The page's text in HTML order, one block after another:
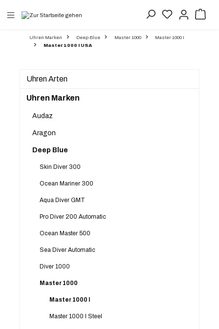
Uhren Marken Deep Blue Master 1000
Master 1000 I
Master 1000 I USA
Uhren Arten
Uhren Marken
Audaz
Aragon
Deep Blue
Skin Diver 300
Ocean Mariner 300
Aqua Diver GMT
Pro Diver 200 Automatic
Ocean Master 500
Sea Diver Automatic
Diver 1000
Master 1000
Master 1000 I
Master 1000 I Steel